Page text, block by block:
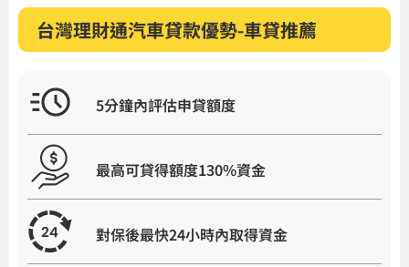
台灣理財通汽車貸款優勢-車貸推薦
5分鐘內評估申貸額度
最高可貸得額度130%資金
對保後最快24小時內取得資金